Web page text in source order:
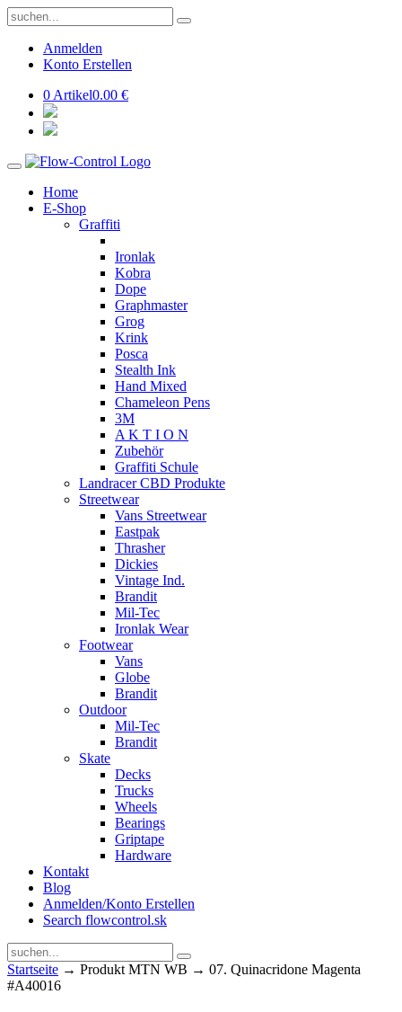
Anmelden
Konto Erstellen
0 Artikel0.00 €
Home
E-Shop
Graffiti
Ironlak
Kobra
Dope
Graphmaster
Grog
Krink
Posca
Stealth Ink
Hand Mixed
Chameleon Pens
3M
A K T I O N
Zubehör
Graffiti Schule
Landracer CBD Produkte
Streetwear
Vans Streetwear
Eastpak
Thrasher
Dickies
Vintage Ind.
Brandit
Mil-Tec
Ironlak Wear
Footwear
Vans
Globe
Brandit
Outdoor
Mil-Tec
Brandit
Skate
Decks
Trucks
Wheels
Bearings
Griptape
Hardware
Kontakt
Blog
Anmelden/Konto Erstellen
Search flowcontrol.sk
Startseite → Produkt MTN WB → 07. Quinacridone Magenta
#A40016